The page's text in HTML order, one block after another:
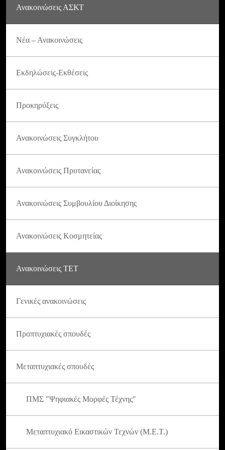
Ανακοινώσεις ΑΣΚΤ
Νέα – Ανακοινώσεις
Εκδηλώσεις-Εκθέσεις
Προκηρύξεις
Ανακοινώσεις Συγκλήτου
Ανακοινώσεις Πρυτανείας
Ανακοινώσεις Συμβουλίου Διοίκησης
Ανακοινώσεις Κοσμητείας
Ανακοινώσεις ΤΕΤ
Γενικές ανακοινώσεις
Προπτυχιακές σπουδές
Μεταπτυχιακές σπουδές
ΠΜΣ "Ψηφιακές Μορφές Τέχνης"
Μεταπτυχιακό Εικαστικών Τεχνών (Μ.Ε.Τ.)